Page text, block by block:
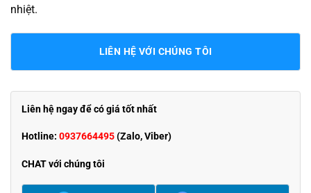
nhiệt.
LIÊN HỆ VỚI CHÚNG TÔI
Liên hệ ngay để có giá tốt nhất
Hotline: 0937664495(Zalo, Viber)
CHAT với chúng tôi